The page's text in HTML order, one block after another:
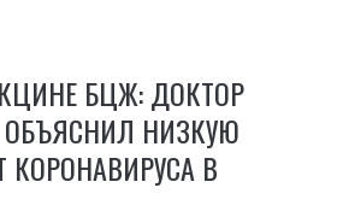
БЦЖ: ДОКТОР
НИЗКУЮ
КОРОНАВИРУСА В